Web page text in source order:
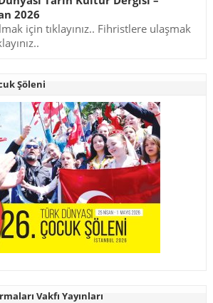
2026
için tıklayınız.. Fihristlere ulaşmak
Şöleni
Vakfı Yayınları